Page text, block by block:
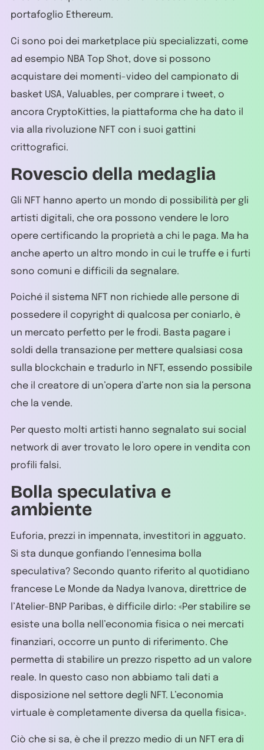
portafoglio Ethereum.
Ci sono poi dei marketplace più specializzati, come
ad esempio NBA Top Shot, dove si possono
acquistare dei momenti-video del campionato di
basket USA, Valuables, per comprare i tweet, o
ancora CryptoKitties, la piattaforma che ha dato il
via alla rivoluzione NFT con i suoi gattini
crittografici.
Rovescio della medaglia
Gli NFT hanno aperto un mondo di possibilità per gli
artisti digitali, che ora possono vendere le loro
opere certificando la proprietà a chi le paga. Ma ha
anche aperto un altro mondo in cui le truffe e i furti
sono comuni e difficili da segnalare.
Poiché il sistema NFT non richiede alle persone di
possedere il copyright di qualcosa per coniarlo, è
un mercato perfetto per le frodi. Basta pagare i
soldi della transazione per mettere qualsiasi cosa
sulla blockchain e tradurlo in NFT, essendo possibile
che il creatore di un’opera d’arte non sia la persona
che la vende.
Per questo molti artisti hanno segnalato sui social
network di aver trovato le loro opere in vendita con
profili falsi.
Bolla speculativa e
ambiente
Euforia, prezzi in impennata, investitori in agguato.
Si sta dunque gonfiando l’ennesima bolla
speculativa? Secondo quanto riferito al quotidiano
francese Le Monde da Nadya Ivanova, direttrice de
l’Atelier-BNP Paribas, è difficile dirlo: «Per stabilire se
esiste una bolla nell’economia fisica o nei mercati
finanziari, occorre un punto di riferimento. Che
permetta di stabilire un prezzo rispetto ad un valore
reale. In questo caso non abbiamo tali dati a
disposizione nel settore degli NFT. L’economia
virtuale è completamente diversa da quella fisica».
Ciò che si sa, è che il prezzo medio di un NFT era di